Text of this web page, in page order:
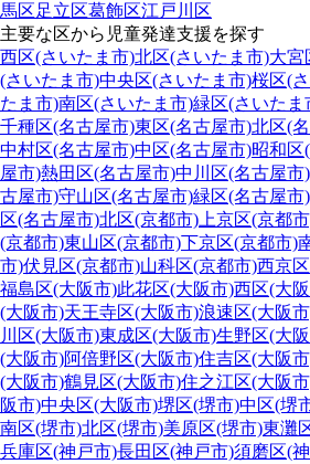
馬区足立区葛飾区江戸川区
主要な区から児童発達支援を探す
西区(さいたま市)北区(さいたま市)大宮
(さいたま市)中央区(さいたま市)桜区(
たま市)南区(さいたま市)緑区(さいたま
千種区(名古屋市)東区(名古屋市)北区(
中村区(名古屋市)中区(名古屋市)昭和区
屋市)熱田区(名古屋市)中川区(名古屋市)
古屋市)守山区(名古屋市)緑区(名古屋市)
区(名古屋市)北区(京都市) 上京区(京都
(京都市)東山区(京都市)下京区(京都市)
市)伏見区(京都市)山科区(京都市)西京
福島区(大阪市)此花区(大阪市)西区(大
(大阪市)天王寺区(大阪市)浪速区(大阪
川区(大阪市)東成区(大阪市)生野区(大
(大阪市)阿倍野区(大阪市)住吉区(大阪
(大阪市)鶴見区(大阪市)住之江区(大阪
阪市)中央区(大阪市)堺区(堺市)中区(堺
南区(堺市)北区(堺市)美原区(堺市)東灘
兵庫区(神戸市)長田区(神戸市)須磨区(